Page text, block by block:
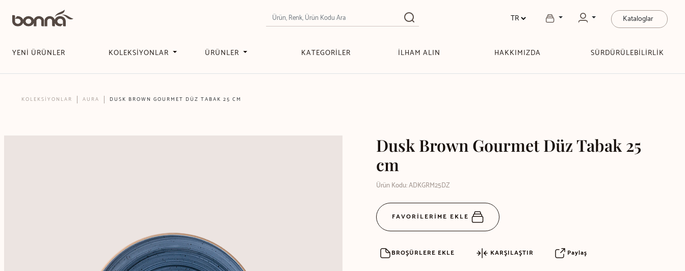
Kataloglar
YENİ ÜRÜNLER KOLEKSİYONLAR ÜRÜNLER KATEGORİLER İLHAM ALIN HAKKIMIZDA SÜRDÜRÜLEBİLİRLİK
KOLEKSİYONLAR AURA DUSK BROWN GOURMET DÜZ TABAK 25 CM
Dusk Brown Gourmet Düz Tabak 25
cm
Ürün Kodu: ADKGRM25DZ
FAVORİLERİME EKLE
BROŞÜRLERE EKLE KARŞILAŞTIR Paylaş